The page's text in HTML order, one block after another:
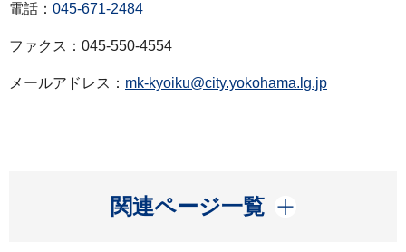
電話： 045-671-2484
ファクス：045-550-4554
メールアドレス： mk-kyoiku@city.yokohama.lg.jp
関連ページ一覧
開く